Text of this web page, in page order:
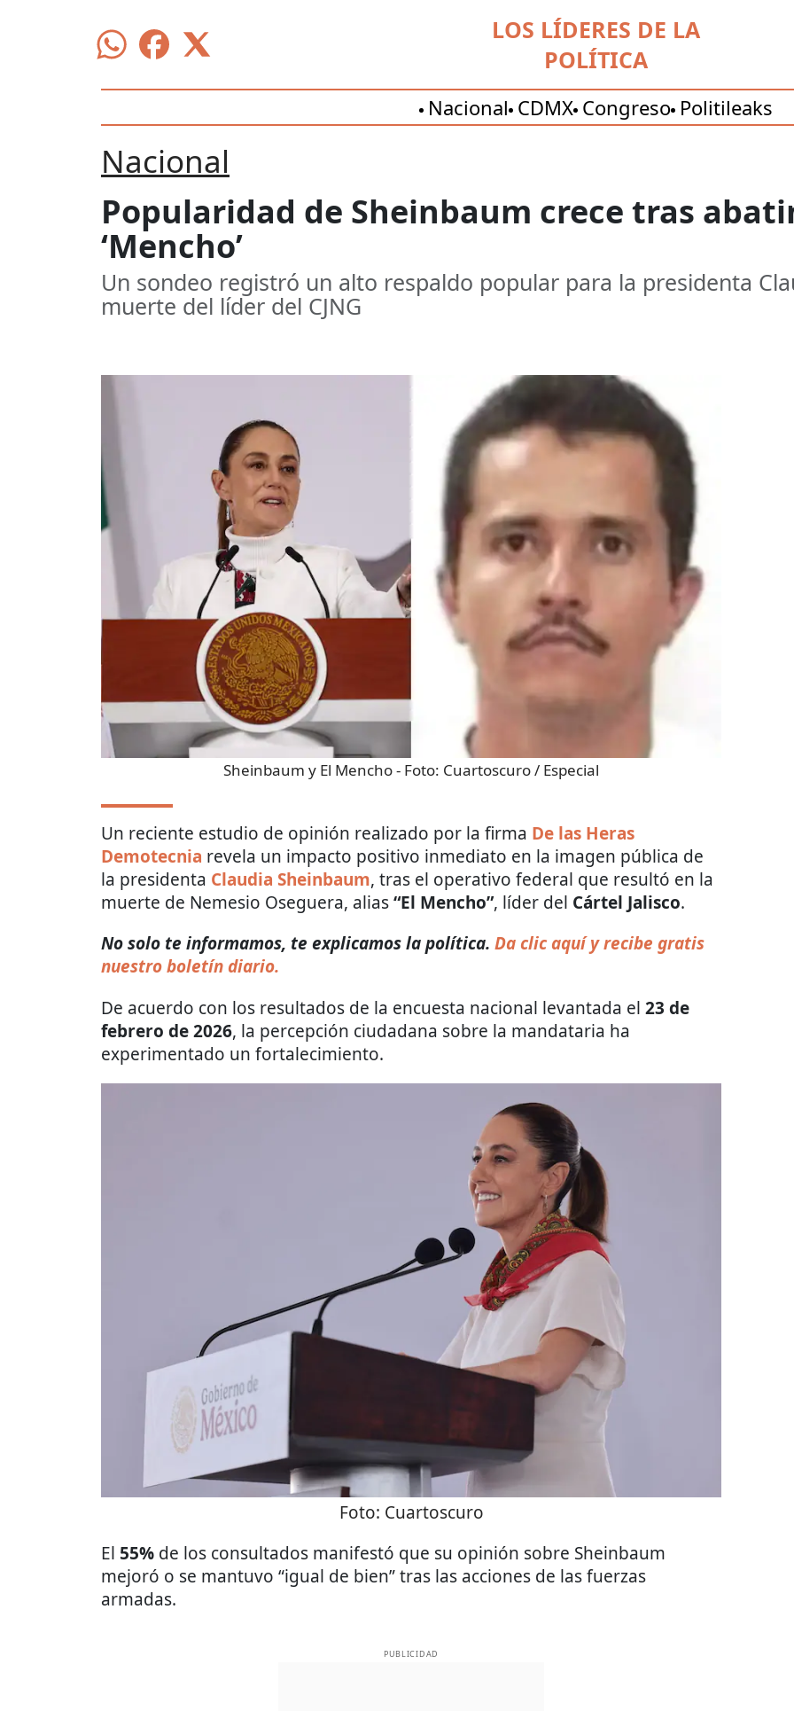
LOS LÍDERES DE LA
POLÍTICA
Nacional CDMX Congreso Politileaks
Nacional
Popularidad de Sheinbaum crece tras
‘Mencho’
Un sondeo registró un alto respaldo popular para la presidenta
muerte del líder del CJNG
Sheinbaum y El Mencho- Foto: Cuartoscuro / Especial
Un reciente estudio de opinión realizado por la firma De las Heras
Demotecnia revela un impacto positivo inmediato en la imagen pública de
la presidenta Claudia Sheinbaum, tras el operativo federal que resultó en la
muerte de Nemesio Oseguera, alias“El Mencho”, líder del Cártel Jalisco.
No solo te informamos, te explicamos la política. Da clic aquí y recibe gratis
nuestro boletín diario.
De acuerdo con los resultados de la encuesta nacional levantada el 23 de
febrero de 2026, la percepción ciudadana sobre la mandataria ha
experimentado un fortalecimiento.
Foto: Cuartoscuro
El 55% de los consultados manifestó que su opinión sobre Sheinbaum
mejoró o se mantuvo “igual de bien” tras las acciones de las fuerzas
armadas.
PUBLICIDAD